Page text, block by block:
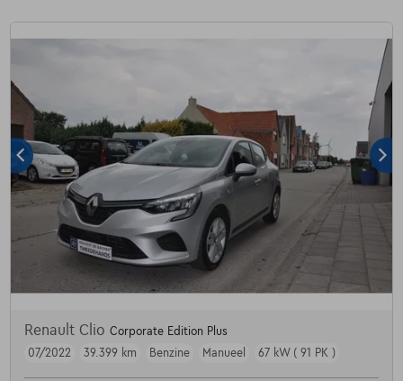
Renault Clio Corporate Edition Plus
07/2022
39.399 km Benzine Manueel 67 kW ( 91 PK )